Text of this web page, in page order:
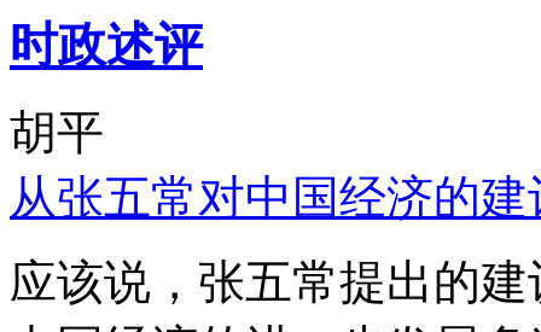
时政述评
胡平
从张五常对中国经济的
应该说，张五常提出的